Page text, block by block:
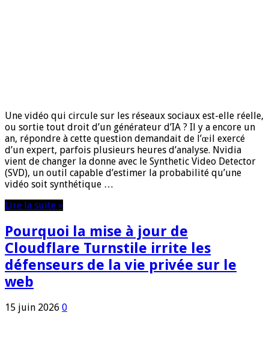
Une vidéo qui circule sur les réseaux sociaux est-elle réelle,
ou sortie tout droit d’un générateur d’IA ? Il y a encore un
an, répondre à cette question demandait de l’œil exercé
d’un expert, parfois plusieurs heures d’analyse. Nvidia
vient de changer la donne avec le Synthetic Video Detector
(SVD), un outil capable d’estimer la probabilité qu’une
vidéo soit synthétique …
Lire la suite »
Pourquoi la mise à jour de
Cloudflare Turnstile irrite les
défenseurs de la vie privée sur le
web
15 juin 2026 0